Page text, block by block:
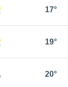
17°
19°
20°